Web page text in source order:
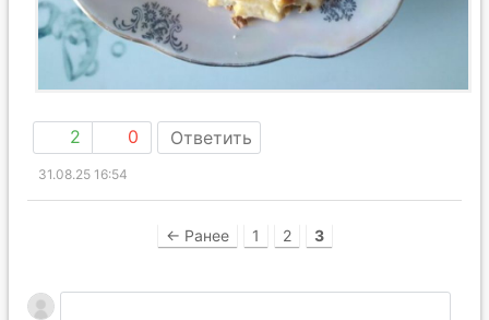
2 0 Ответить
31.08.25 16:54
← Ранее 1 2 3